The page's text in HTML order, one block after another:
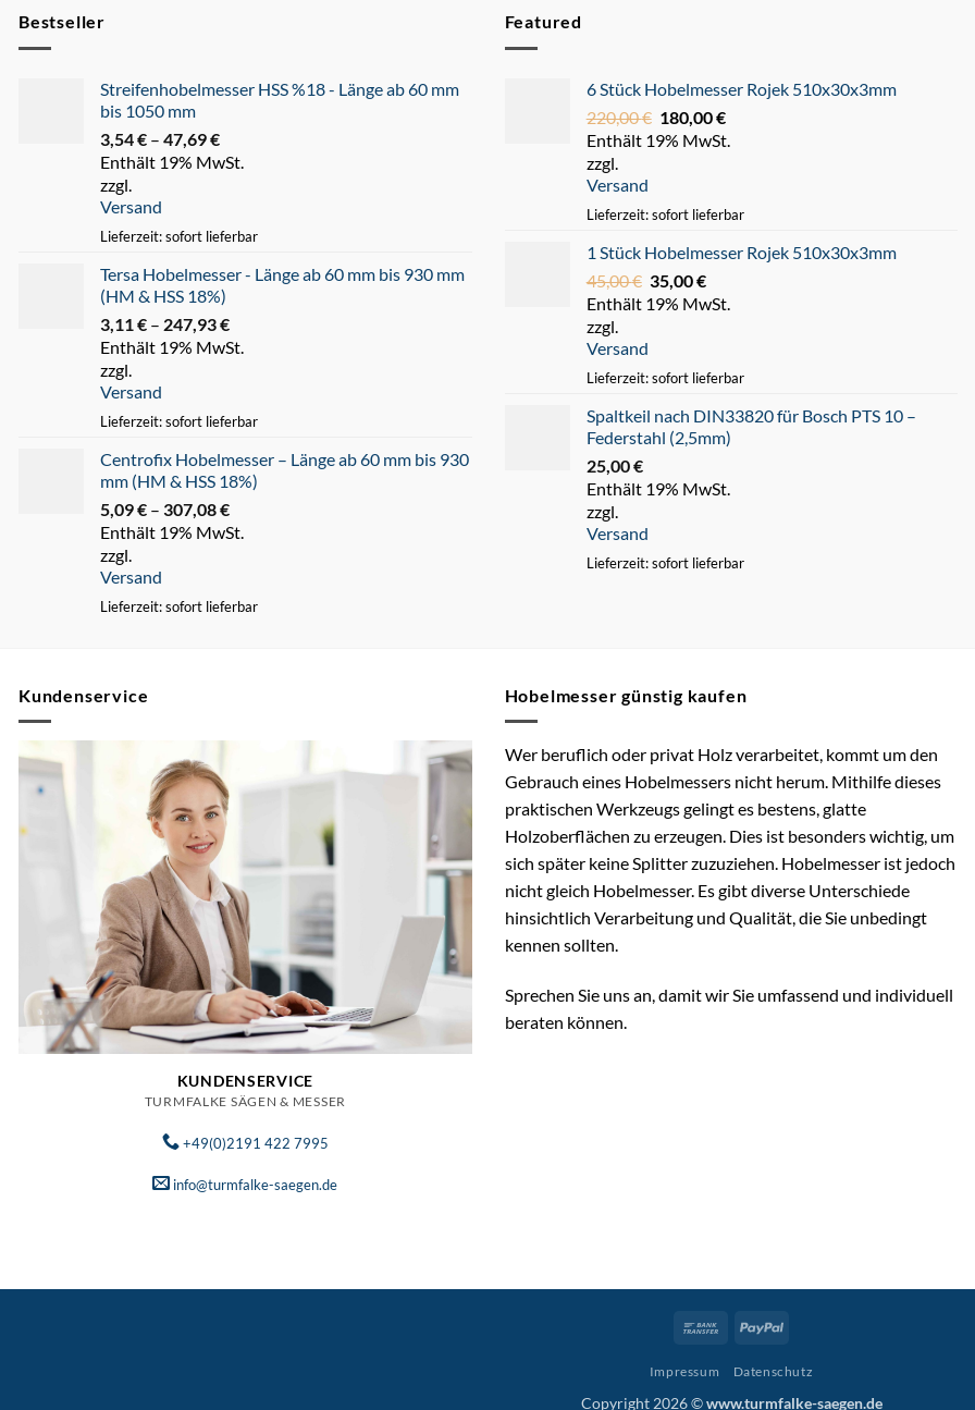
Bestseller
Streifenhobelmesser HSS %18 - Länge ab 60 mm
bis 1050 mm
3,54€ – 47,69€
3,54 €
Enthält 19% MwSt.
zzgl.
Versand
Lieferzeit: sofort lieferbar
Tersa Hobelmesser - Länge ab 60 mm bis 930 mm
(HM & HSS 18%)
3,11€ – 247,93€
3,11 €
Enthält 19% MwSt.
zzgl.
Versand
Lieferzeit: sofort lieferbar
Centrofix Hobelmesser – Länge ab 60 mm bis 930
mm (HM & HSS 18%)
5,09€ – 307,08€
5,09 €
Enthält 19% MwSt.
zzgl.
Versand
Lieferzeit: sofort lieferbar
Featured
6 Stück Hobelmesser Rojek 510x30x3mm
220,00€ Ursprünglicher
Preis
180,00€
Preis
Enthält 19% MwSt.
zzgl.
Versand
Lieferzeit: sofort lieferbar
1 Stück Hobelmesser Rojek 510x30x3mm
45,00€ Ursprünglicher
Preis
35,00€
Preis
Enthält 19% MwSt.
zzgl.
Versand
Lieferzeit: sofort lieferbar
Spaltkeil nach DIN33820 für Bosch PTS 10 –
Federstahl (2,5mm)
25,00€
Enthält 19% MwSt.
zzgl.
Versand
Lieferzeit: sofort lieferbar
Kundenservice
KUNDENSERVICE
TURMFALKE SÄGEN & MESSER
+49(0)2191 422 7995
info@turmfalke-saegen.de
Hobelmesser günstig kaufen
Wer beruflich oder privat Holz verarbeitet, kommt um den
Gebrauch eines Hobelmessers nicht herum. Mithilfe dieses
praktischen Werkzeugs gelingt es bestens, glatte
Holzoberflächen zu erzeugen. Dies ist besonders wichtig, um
sich später keine Splitter zuzuziehen. Hobelmesser ist jedoch
nicht gleich Hobelmesser. Es gibt diverse Unterschiede
hinsichtlich Verarbeitung und Qualität, die Sie unbedingt
kennen sollten.
Sprechen Sie uns an, damit wir Sie umfassend und individuell
beraten können.
Bank
Impressum Datenschutz
Copyright 2026 ©www.turmfalke-saegen.de